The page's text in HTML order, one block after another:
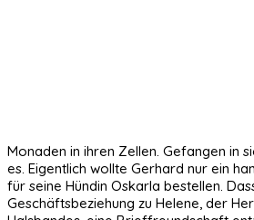
Monaden in ihren Zellen. Gefangen in
es. Eigentlich wollte Gerhard nur ein
für seine Hündin Oskarla bestellen.
Geschäftsbeziehung zu Helene, der